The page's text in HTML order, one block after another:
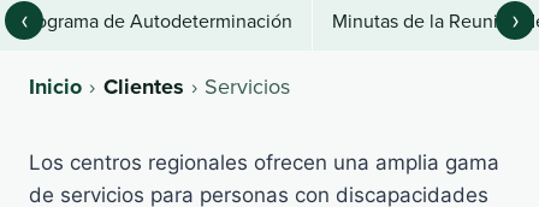
Inicio Clientes Servicios
Programa de Autodeterminación Minutas de la Reunión
‹ ›
Los centros regionales ofrecen una amplia gama
de servicios para personas con discapacidades